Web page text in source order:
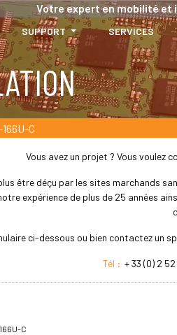
Votre expert en mobilité et
SUPPORT SERVICES
C
Vous avez un projet ? Vous voulez
être déçu par les sites marchands
expérience de plus de 25 années
ci-dessous ou bien contactez un
Tél : + 33 (0) 2
C